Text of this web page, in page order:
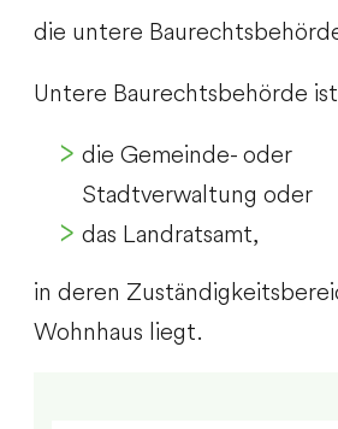
die untere
Untere Baurechtsbehörde ist
die Gemeinde- oder
Stadtverwaltung oder
das Landratsamt,
in deren
Wohnhaus liegt.